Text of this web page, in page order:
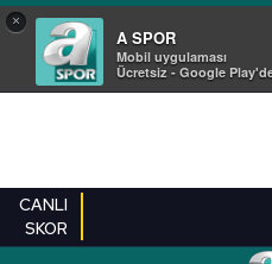
×
A SPOR
Mobil uygulaması
Ücretsiz - Google
CANLI
SKOR